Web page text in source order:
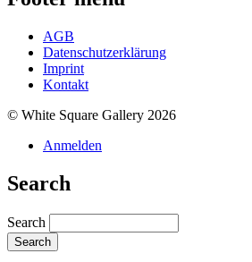
AGB
Datenschutzerklärung
Imprint
Kontakt
© White Square Gallery 2026
Anmelden
Search
Search